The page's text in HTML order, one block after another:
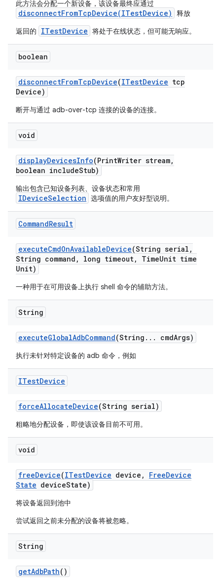
此方法会分配一个新设备，该设备最终应通过
disconnectFromTcpDevice(ITestDevice)
释放
返回的
ITestDevice 将处于在线状态，但可能无响应。
boolean
disconnectFromTcpDevice(ITestDevice tcp
Device)
断开与通过 adb-over-tcp 连接的设备的连接。
void
displayDevicesInfo(PrintWriter stream,
boolean includeStub)
输出包含已知设备列表、设备状态和常用
IDeviceSelection 选项值的用户友好型说明。
CommandResult
executeCmdOnAvailableDevice(String serial ,
String command , long timeout, TimeUnit time
Unit)
一种用于在可用设备上执行 shell 命令的辅助方法。
String
executeGlobalAdbCommand(String . . . cmdArgs)
执行未针对特定设备的 adb 命令，例如
ITestDevice
forceAllocateDevice(String serial)
粗略地分配设备，即使该设备目前不可用。
void
freeDevice(ITestDevice device , FreeDevice
State deviceState)
将设备返回到池中
尝试返回之前未分配的设备将被忽略。
String
getAdbPath()